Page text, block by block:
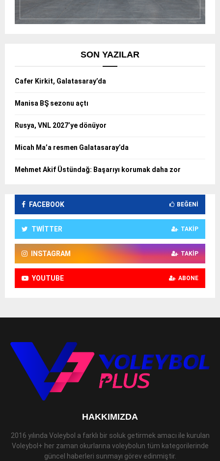
SON YAZILAR
Cafer Kirkit, Galatasaray’da
Manisa BŞ sezonu açtı
Rusya, VNL 2027’ye dönüyor
Micah Ma’a resmen Galatasaray’da
Mehmet Akif Üstündağ: Başarıyı korumak daha zor
FACEBOOK BEĞENI
TWITTER TAKIP
INSTAGRAM TAKIP
YOUTUBE ABONE
HAKKIMIZDA
2016 yılında Voleybol a farklı bir soluk getirmek amacı ile kurulan
Voleybol+ her zaman okurlarına voleybolun tüm kategorilerinde
güncel haberleri sunmayı görev edinmiştir.